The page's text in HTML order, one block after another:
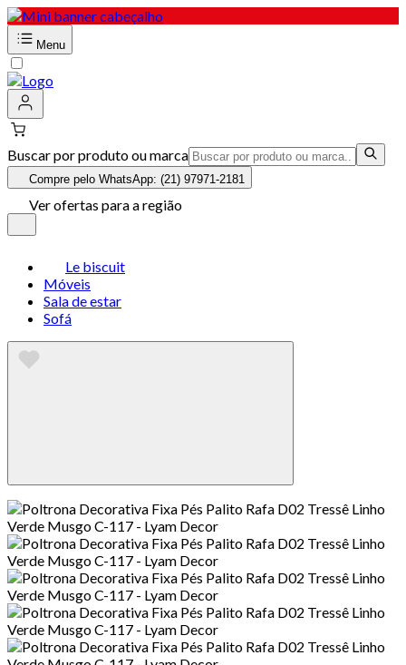
Menu
Buscar por produto ou marca
Compre pelo WhatsApp: (21) 97971-2181
Ver ofertas para a região
Le biscuit
Móveis
Sala de estar
Sofá